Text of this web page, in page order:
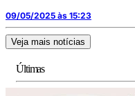
09/05/2025 às 15:23
Veja mais notícias
Últimas